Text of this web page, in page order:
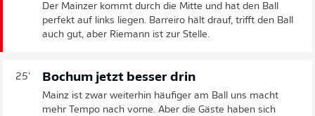
Der Mainzer kommt durch die Mitte und hat den Ball
perfekt auf links liegen. Barreiro hält drauf, trifft den Ball
auch gut, aber Riemann ist zur Stelle.
25' Bochum jetzt besser drin
Mainz ist zwar weiterhin häufiger am Ball uns macht
mehr Tempo nach vorne. Aber die Gäste haben sich